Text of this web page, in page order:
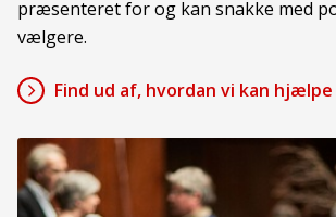
præsenteret for og kan snakke med
vælgere.
Find ud af, hvordan vi kan hjælpe